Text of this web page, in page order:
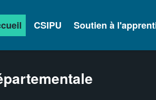
CSIPU Soutien à